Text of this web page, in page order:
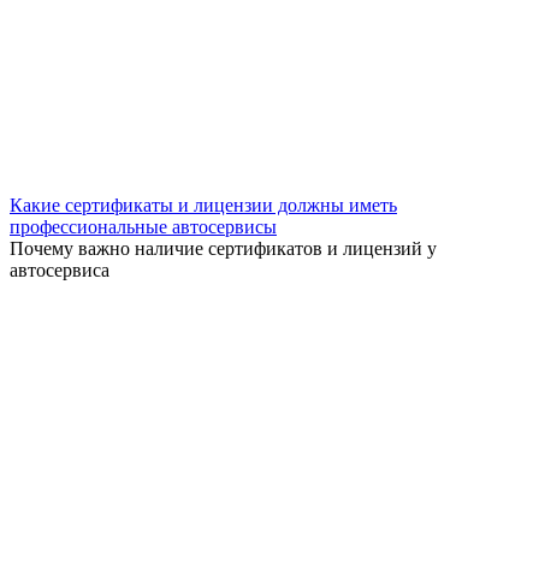
Какие сертификаты и лицензии должны иметь
профессиональные автосервисы
Почему важно наличие сертификатов и лицензий у
автосервиса